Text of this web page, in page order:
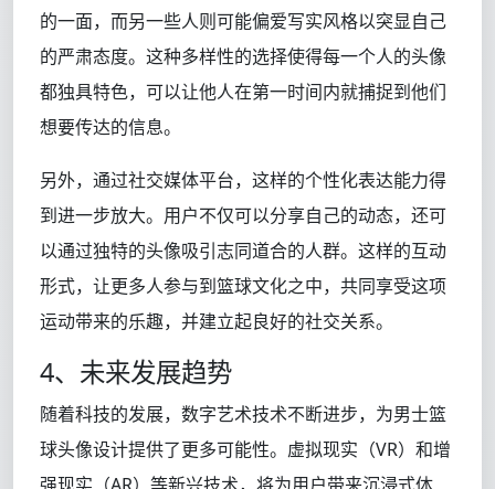
的一面，而另一些人则可能偏爱写实风格以突显自己
的严肃态度。这种多样性的选择使得每一个人的头像
都独具特色，可以让他人在第一时间内就捕捉到他们
想要传达的信息。
另外，通过社交媒体平台，这样的个性化表达能力得
到进一步放大。用户不仅可以分享自己的动态，还可
以通过独特的头像吸引志同道合的人群。这样的互动
形式，让更多人参与到篮球文化之中，共同享受这项
运动带来的乐趣，并建立起良好的社交关系。
4、未来发展趋势
随着科技的发展，数字艺术技术不断进步，为男士篮
球头像设计提供了更多可能性。虚拟现实（VR）和增